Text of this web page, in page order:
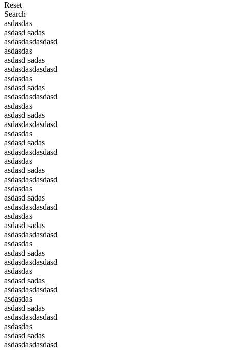
Reset
Search
asdasdas
asdasd sadas
asdasdasdasdasd
asdasdas
asdasd sadas
asdasdasdasdasd
asdasdas
asdasd sadas
asdasdasdasdasd
asdasdas
asdasd sadas
asdasdasdasdasd
asdasdas
asdasd sadas
asdasdasdasdasd
asdasdas
asdasd sadas
asdasdasdasdasd
asdasdas
asdasd sadas
asdasdasdasdasd
asdasdas
asdasd sadas
asdasdasdasdasd
asdasdas
asdasd sadas
asdasdasdasdasd
asdasdas
asdasd sadas
asdasdasdasdasd
asdasdas
asdasd sadas
asdasdasdasdasd
asdasdas
asdasd sadas
asdasdasdasdasd